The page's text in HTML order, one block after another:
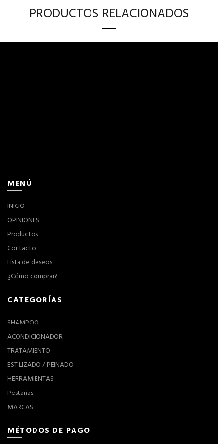
PRODUCTOS RELACIONADOS
MENÚ
INICIO
OPINIONES
Productos
Contacto
Lista de deseos
¿Cómo comprar?
CATEGORÍAS
SHAMPOO
ACONDICIONADOR
TRATAMIENTO
ESTILIZADO / PEINADO
HERRAMIENTAS
Pestañas
MARCAS
MÉTODOS DE PAGO